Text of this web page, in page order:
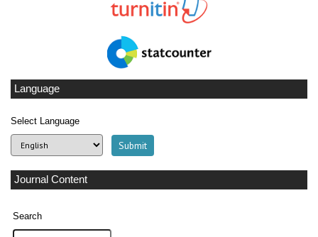
Language
Select Language
Journal Content
Search